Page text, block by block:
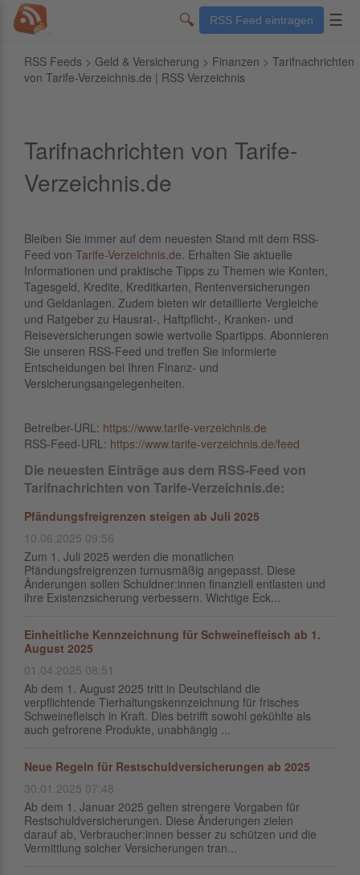
🔍 RSS Feed eintragen ☰
RSS Feeds > Geld & Versicherung > Finanzen > Tarifnachrichten
von Tarife-Verzeichnis.de | RSS Verzeichnis
Tarifnachrichten von Tarife-
Verzeichnis.de
Bleiben Sie immer auf dem neuesten Stand mit dem RSS-
Feed von Tarife-Verzeichnis.de. Erhalten Sie aktuelle
Informationen und praktische Tipps zu Themen wie Konten,
Tagesgeld, Kredite, Kreditkarten, Rentenversicherungen
und Geldanlagen. Zudem bieten wir detaillierte Vergleiche
und Ratgeber zu Hausrat-, Haftpflicht-, Kranken- und
Reiseversicherungen sowie wertvolle Spartipps. Abonnieren
Sie unseren RSS-Feed und treffen Sie informierte
Entscheidungen bei Ihren Finanz- und
Versicherungsangelegenheiten.
Betreiber-URL: https://www.tarife-verzeichnis.de
RSS-Feed-URL: https://www.tarife-verzeichnis.de/feed
Die neuesten Einträge aus dem RSS-Feed von
Tarifnachrichten von Tarife-Verzeichnis.de:
Pfändungsfreigrenzen steigen ab Juli 2025
10.06.2025 09:56
Zum 1. Juli 2025 werden die monatlichen
Pfändungsfreigrenzen turnusmäßig angepasst. Diese
Änderungen sollen Schuldner:innen finanziell entlasten und
ihre Existenzsicherung verbessern. Wichtige Eck...
Einheitliche Kennzeichnung für Schweinefleisch ab 1.
August 2025
01.04.2025 08:51
Ab dem 1. August 2025 tritt in Deutschland die
verpflichtende Tierhaltungskennzeichnung für frisches
Schweinefleisch in Kraft. Dies betrifft sowohl gekühlte als
auch gefrorene Produkte, unabhängig ...
Neue Regeln für Restschuldversicherungen ab 2025
30.01.2025 07:48
Ab dem 1. Januar 2025 gelten strengere Vorgaben für
Restschuldversicherungen. Diese Änderungen zielen
darauf ab, Verbraucher:innen besser zu schützen und die
Vermittlung solcher Versicherungen tran...